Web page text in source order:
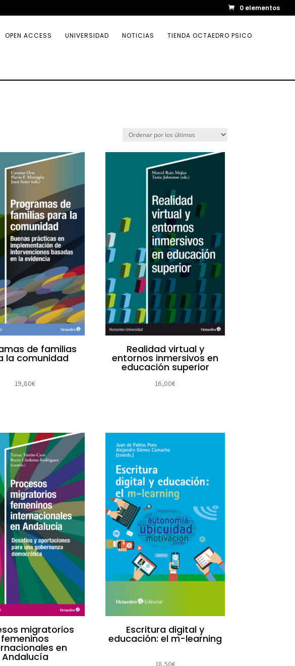
0 elementos
OPEN ACCESS UNIVERSIDAD NOTICIAS TIENDA OCTAEDRO PSICO
de familias
la comunidad
19,80€
Realidad virtual y
entornos inmersivos en
educación superior
16,00€
migratorios
femeninos
en
Andalucía
Escritura digital y
educación: el m-learning
18,50€